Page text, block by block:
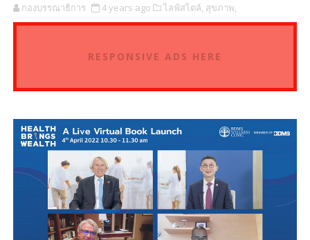
กองบรรณาธิการ 4 years ago ไลฟ์สไตล์, สุขภาพ,
RESPONSIVE ADS HERE